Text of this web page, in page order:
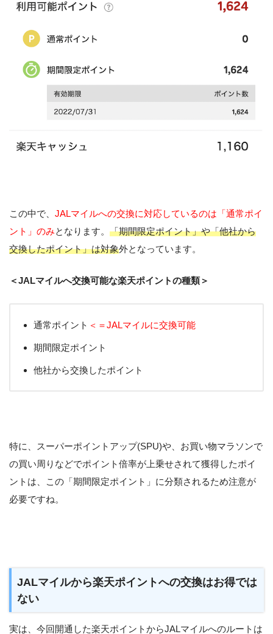
この中で、 JALマイルへの交換に対応しているのは「通常ポイ
ント」のみとなります。 「期間限定ポイント」や「他社から
交換したポイント」は対象外となっています。
＜JALマイルへ交換可能な楽天ポイントの種類＞
通常ポイント ＜＝JALマイルに交換可能
期間限定ポイント
他社から交換したポイント
特に、スーパーポイントアップ(SPU)や、お買い物マラソンで
の買い周りなどでポイント倍率が上乗せされて獲得したポイ
ントは、この「期間限定ポイント」に分類されるため注意が
必要ですね。
JALマイルから楽天ポイントへの交換はお得では
ない
実は、今回開通した楽天ポイントからJALマイルへのルートは